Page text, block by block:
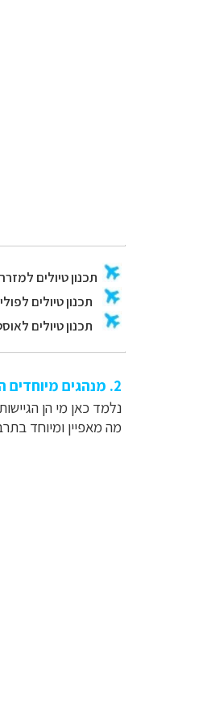
2. מנהגים מיוחדים המאפיינים את יפן ואורחות חיים שניתן לראות רק בה
נלמד כאן מי הן
מה מאפיין ומיוחד